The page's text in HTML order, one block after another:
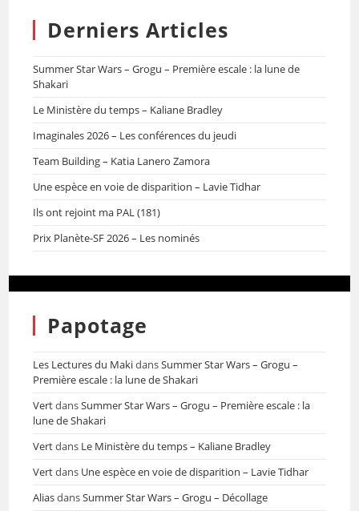
Derniers Articles
Summer Star Wars – Grogu – Première escale : la lune de
Shakari
Le Ministère du temps – Kaliane Bradley
Imaginales 2026 – Les conférences du jeudi
Team Building – Katia Lanero Zamora
Une espèce en voie de disparition – Lavie Tidhar
Ils ont rejoint ma PAL (181)
Prix Planète-SF 2026 – Les nominés
Papotage
Les Lectures du MakidansSummer Star Wars – Grogu –
Première escale : la lune de Shakari
VertdansSummer Star Wars – Grogu – Première escale : la
lune de Shakari
Vertdans Le Ministère du temps – Kaliane Bradley
Vertdans Une espèce en voie de disparition – Lavie Tidhar
AliasdansSummer Star Wars – Grogu – Décollage